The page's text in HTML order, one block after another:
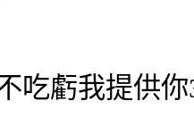
吃虧我提供